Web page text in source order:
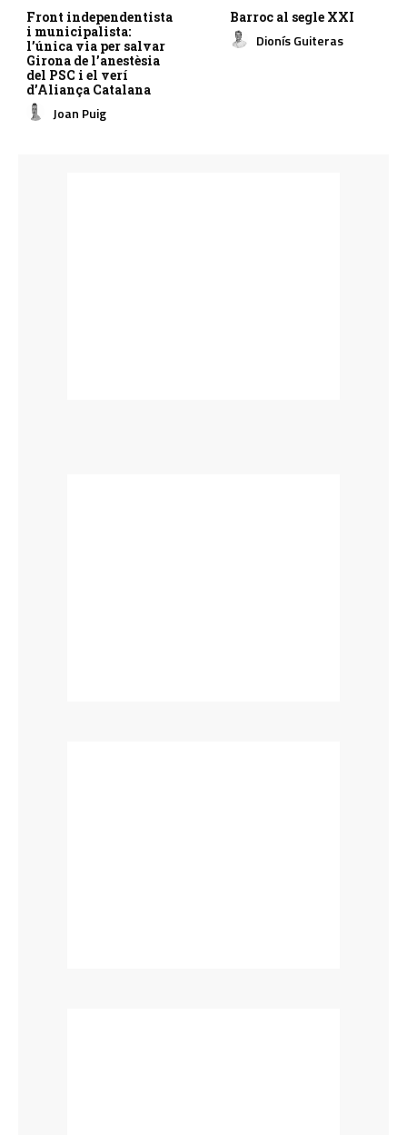
Front independentista
i municipalista:
l’única via per salvar
Girona de l’anestèsia
del PSC i el verí
d’Aliança Catalana
Joan Puig
Barroc al segle XXI
Dionís Guiteras